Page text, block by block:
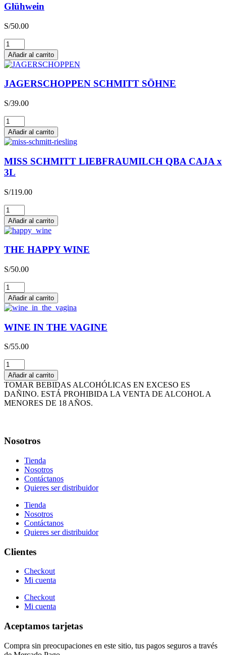
Glühwein
S/50.00
Glühwein
cantidad
Añadir al carrito
JAGERSCHOPPEN SCHMITT SÖHNE
S/39.00
JAGERSCHOPPEN
SCHMITT
SÖHNE
cantidad
Añadir al carrito
MISS SCHMITT LIEBFRAUMILCH QBA CAJA x
3L
S/119.00
MISS
SCHMITT
LIEBFRAUMILCH
QBA
CAJA
x
cantidad
Añadir al carrito
THE HAPPY WINE
S/50.00
THE
HAPPY
WINE
cantidad
Añadir al carrito
WINE IN THE VAGINE
S/55.00
WINE
IN
THE
VAGINE
cantidad
Añadir al carrito
TOMAR BEBIDAS ALCOHÓLICAS EN EXCESO ES
DAÑINO. ESTÁ PROHIBIDA LA VENTA DE ALCOHOL A
MENORES DE 18 AÑOS.
Nosotros
Tienda
Nosotros
Contáctanos
Quieres ser distribuidor
Tienda
Nosotros
Contáctanos
Quieres ser distribuidor
Clientes
Checkout
Mi cuenta
Checkout
Mi cuenta
Aceptamos tarjetas
Compra sin preocupaciones en este sitio, tus pagos seguros a través